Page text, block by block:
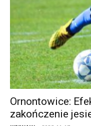
Ornontowice:
zakończenie